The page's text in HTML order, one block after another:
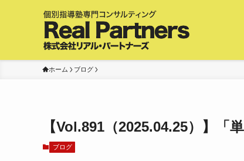
ホーム ブログ
【Vol.891（2025.04.25）】
ブログ